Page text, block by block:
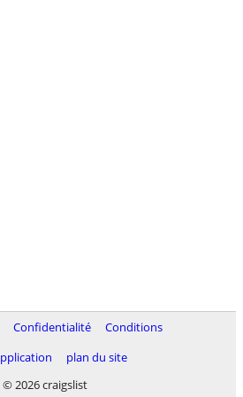
Confidentialité
Conditions
plan du site
© 2026 craigslist